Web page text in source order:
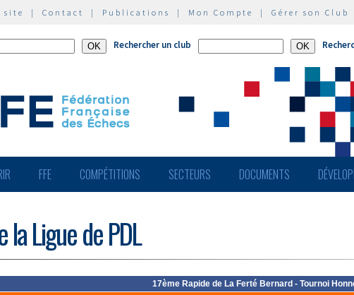
site | Contact | Publications | Mon Compte | Gérer son Club
Rechercher un club
FFE COMPÉTITIONS SECTEURS DOCUMENTS
la Ligue de PDL
17ème Rapide de La Ferté Bernard - Tournoi